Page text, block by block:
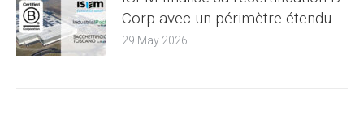
Corp avec un périmètre étendu
29 May 2026